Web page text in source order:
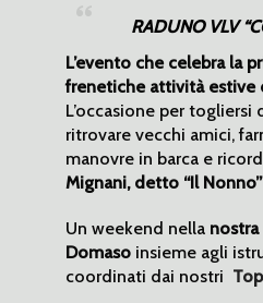
RADUNO VLV
L’evento che celebra la
frenetiche attività estive
L’occasione per togliersi
ritrovare vecchi amici,
manovre in barca e
Mignani, detto “Il
Un weekend nella
Domaso insieme agli
coordinati dai nostri